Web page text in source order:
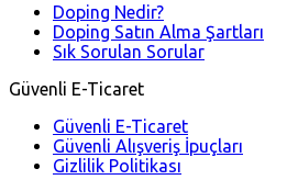
Doping Nedir?
Doping Satın Alma Şartları
Sık Sorulan Sorular
Güvenli E-Ticaret
Güvenli E-Ticaret
Güvenli Alışveriş İpuçları
Gizlilik Politikası